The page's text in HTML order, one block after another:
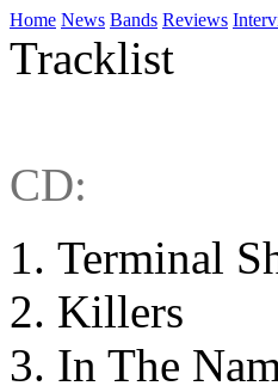
Home News Bands Reviews
Tracklist
CD:
Terminal
Killers
In The